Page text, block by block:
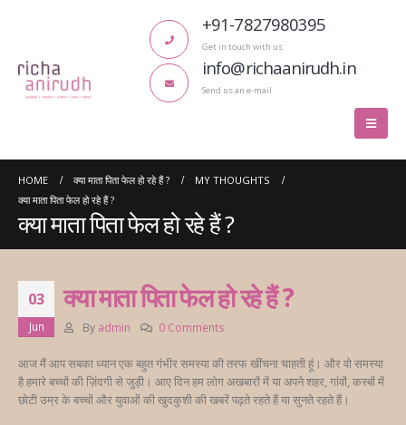
+91-7827980395
Get in touch with us
info@richaanirudh.in
Send us an e-mail
HOME क्या माता पिता फेल हो रहे हैं ?
MY THOUGHTS
क्या माता पिता फेल हो रहे हैं ?
क्या माता पिता फेल हो रहे हैं ?
03
Jun
क्या माता पिता फेल हो रहे हैं ?
By admin 0 Comments
आज मैं आप सबका ध्यान एक बहुत गंभीर समस्या की तरफ खींचना चाहती हूं। और वो समस्या
है हमारे बच्चों की ज़िंदगी से जुड़ी। आए दिन हम लोग अखबारों में या अपने शहर, गांवों, कस्बों में
छोटी उम्र के बच्चों और युवाओं की खुदकुशी की खबरें पढ़ते रहते हैं या सुनते रहते हैं।